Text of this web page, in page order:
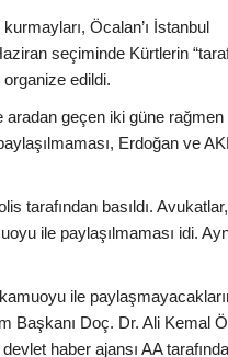
Öcalan’ı İstanbul
seçiminde Kürtlerin
edildi.
aradan geçen iki güne rağmen
Erdoğan ve
tarafından basıldı. Avukatlar,
ile paylaşılmaması idi.
ile
Başkanı Doç. Dr. Ali Kemal
haber ajansı AA